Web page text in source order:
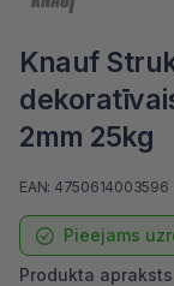
Knauf
2mm 25kg
Pieejams
EAN: 4750614003596
Produkta apraksts